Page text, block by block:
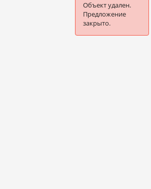
Объект удален.
Предложение
закрыто.